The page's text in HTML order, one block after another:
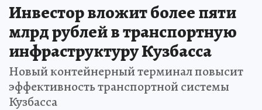
Инвестор вложит более пяти
млрд рублей в транспортную
инфраструктуру Кузбасса
Новый контейнерный терминал повысит
эффективность транспортной системы
Кузбасса